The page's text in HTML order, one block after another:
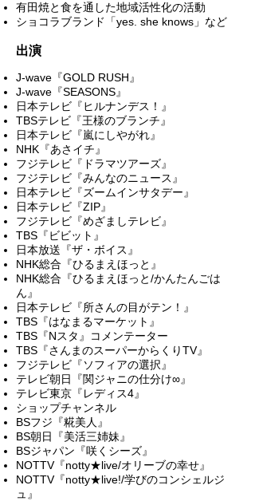
有田焼と食を通した地域活性化の活動
ショコラブランド「yes. she knows」​など
出演
J-wave『GOLD RUSH』
J-wave『SEASONS』
日本テレビ『ヒルナンデス！』
TBSテレビ『王様のブランチ』
日本テレビ『嵐にしやがれ』
NHK『あさイチ』
フジテレビ『ドラマツアーズ』
フジテレビ『みんなのニュース』
日本テレビ『ズームインサタデー』
日本テレビ『ZIP』
フジテレビ『めざましテレビ』
TBS『ビビット』
日本放送『ザ・ボイス』
NHK総合『ひるまえほっと』
NHK総合『ひるまえほっと/かんたんごは
ん』
日本テレビ『所さんの目がテン！』
TBS『はなまるマーケット』
TBS『Nスタ』コメンテーター
TBS『さんまのスーパーからくりTV』
フジテレビ『ソフィアの選択』
テレビ朝日『関ジャニの仕分け∞』
テレビ東京『レディス4』
ショップチャンネル
BSフジ『糀美人』
BS朝日『美活三姉妹』
BSジャパン『咲くシーズ』
NOTTV『notty★live/オリーブの幸せ』
NOTTV『notty★live!/学びのコンシェルジ
ュ』